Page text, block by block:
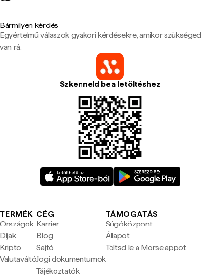
Bármilyen kérdés
Egyértelmű válaszok gyakori kérdésekre, amikor szükséged
van rá.
Szkenneld be a letöltéshez
TERMÉK
Országok
Díjak
Kripto
Valutaváltó
CÉG
Karrier
Blog
Sajtó
Jogi dokumentumok
Tájékoztatók
TÁMOGATÁS
Súgóközpont
Állapot
Töltsd le a Morse appot